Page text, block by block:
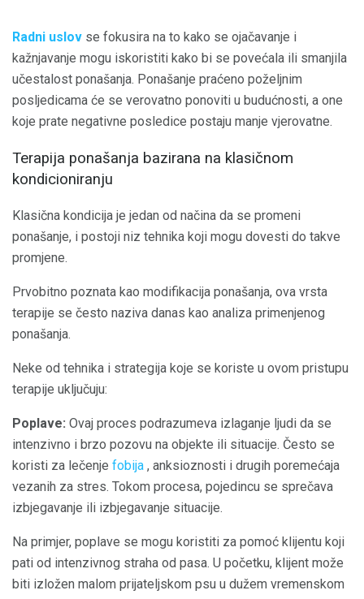
Radni uslov se fokusira na to kako se ojačavanje i
kažnjavanje mogu iskoristiti kako bi se povećala ili smanjila
učestalost ponašanja. Ponašanje praćeno poželjnim
posljedicama će se verovatno ponoviti u budućnosti, a one
koje prate negativne posledice postaju manje vjerovatne.
Terapija ponašanja bazirana na klasičnom
kondicioniranju
Klasična kondicija je jedan od načina da se promeni
ponašanje, i postoji niz tehnika koji mogu dovesti do takve
promjene.
Prvobitno poznata kao modifikacija ponašanja, ova vrsta
terapije se često naziva danas kao analiza primenjenog
ponašanja.
Neke od tehnika i strategija koje se koriste u ovom pristupu
terapije uključuju:
Poplave: Ovaj proces podrazumeva izlaganje ljudi da se
intenzivno i brzo pozovu na objekte ili situacije. Često se
koristi za lečenje fobija , anksioznosti i drugih poremećaja
vezanih za stres. Tokom procesa, pojedincu se sprečava
izbjegavanje ili izbjegavanje situacije.
Na primjer, poplave se mogu koristiti za pomoć klijentu koji
pati od intenzivnog straha od pasa. U početku, klijent može
biti izložen malom prijateljskom psu u dužem vremenskom